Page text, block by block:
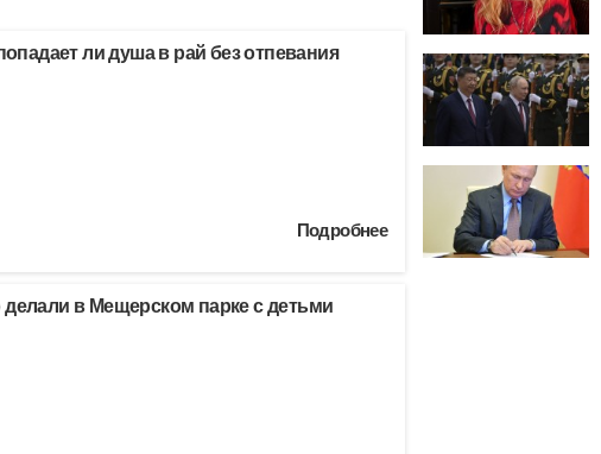
ли душа в рай без отпевания
Подробнее
в Мещерском парке с детьми